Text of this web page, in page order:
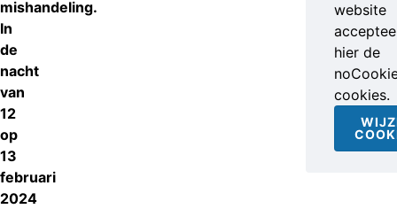
mishandeling.
In
de
nacht
van
12
op
13
februari
2024
website
hier de
cookies.